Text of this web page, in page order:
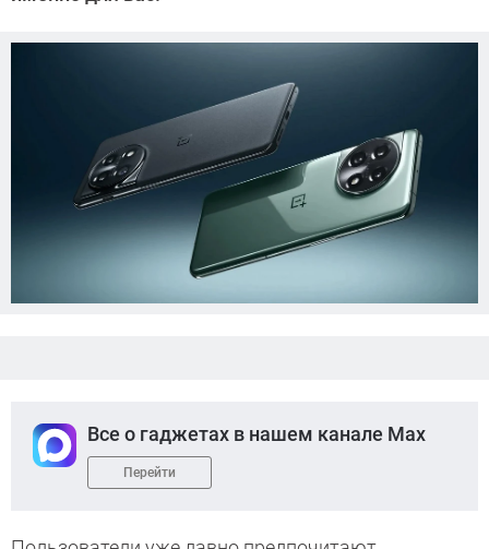
Все о гаджетах в нашем канале Max
Перейти